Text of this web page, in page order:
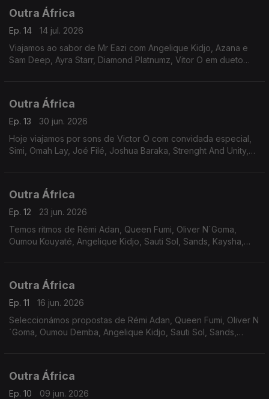
Outra África
Ep. 14
14 jul. 2026
Viajamos ao sabor de Mr Eazi com Angelique Kidjo, Azana e
Sam Deep, Ayra Starr, Diamond Platnumz, Vitor O em dueto
Outra África
Ep. 13
30 jun. 2026
Hoje viajamos por sons de Victor O com convidada especial,
Simi, Omah Lay, Joé Filé, Joshua Baraka, Strenght And Unity,
Outra África
Ep. 12
23 jun. 2026
Temos ritmos de Rémi Adan, Queen Fumi, Oliver N´Goma,
Oumou Kouyaté, Angelique Kidjo, Sauti Sol, Sands, Kaysha,
Outra África
Ep. 11
16 jun. 2026
Seleccionámos propostas de Rémi Adan, Queen Fumi, Oliver N
´Goma, Oumou Demba, Angelique Kidjo, Sauti Sol, Sands,
Outra África
Ep. 10
09 jun. 2026